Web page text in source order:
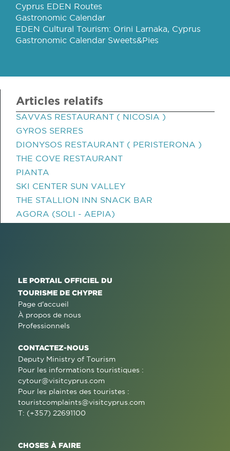
Cyprus EDEN Routes
Gastronomic Calendar
EDEN Cultural Tourism: Orini Larnaka, Cyprus
Gastronomic Calendar Sweets&Pies
Articles relatifs
SAVVAS RESTAURANT ( NICOSIA )
GYROS SERRES
DIONYSOS RESTAURANT ( PERISTERONA )
THE COVE RESTAURANT
PIANTA
SKI CENTER SUN VALLEY
THE STALLION INN SNACK BAR
AGORA (SOLI - AEPIA)
LE PORTAIL OFFICIEL DU
TOURISME DE CHYPRE
Page d'accueil
À propos de nous
Professionnels
CONTACTEZ-NOUS
Deputy Ministry of Tourism
Pour les informations touristiques :
cytour@visitcyprus.com
Pour les plaintes des touristes :
touristcomplaints@visitcyprus.com
T: (+357) 22691100
CHOSES À FAIRE